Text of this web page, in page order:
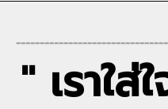
" เราใ